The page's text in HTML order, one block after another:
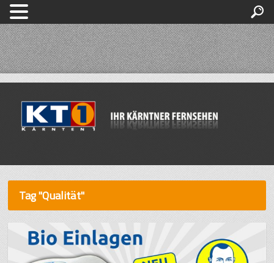
Tag "Qualität"